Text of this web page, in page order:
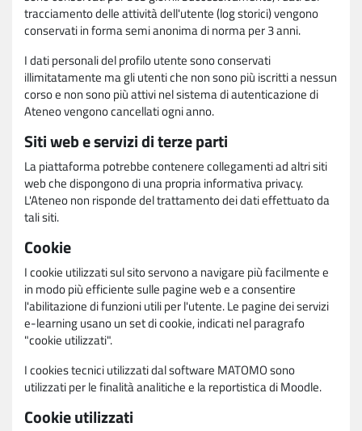
tracciamento delle attività dell'utente (log storici) vengono
conservati in forma semi anonima di norma per 3 anni.
I dati personali del profilo utente sono conservati
illimitatamente ma gli utenti che non sono più iscritti a nessun
corso e non sono più attivi nel sistema di autenticazione di
Ateneo vengono cancellati ogni anno.
Siti web e servizi di terze parti
La piattaforma potrebbe contenere collegamenti ad altri siti
web che dispongono di una propria informativa privacy.
L'Ateneo non risponde del trattamento dei dati effettuato da
tali siti.
Cookie
I cookie utilizzati sul sito servono a navigare più facilmente e
in modo più efficiente sulle pagine web e a consentire
l'abilitazione di funzioni utili per l'utente. Le pagine dei servizi
e-learning usano un set di cookie, indicati nel paragrafo
"cookie utilizzati".
I cookies tecnici utilizzati dal software MATOMO sono
utilizzati per le finalità analitiche e la reportistica di Moodle.
Cookie utilizzati